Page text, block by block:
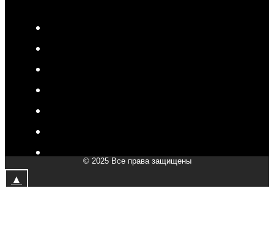
© 2025 Все права защищены
▲